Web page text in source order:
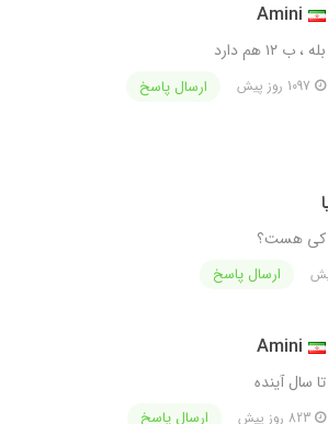
Amini
بله ، ب ۱۲ هم دارد
ارسال پاسخ
کی هست؟
ارسال پاسخ
Amini
تا سال آینده
ارسال پاسخ